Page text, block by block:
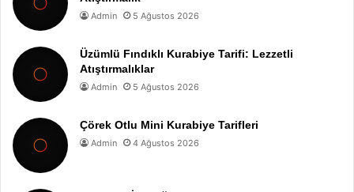
Admin 5 Ağustos 2026
Üzümlü Fındıklı Kurabiye Tarifi: Lezzetli
Atıştırmalıklar
Admin 5 Ağustos 2026
Çörek Otlu Mini Kurabiye Tarifleri
Admin 4 Ağustos 2026